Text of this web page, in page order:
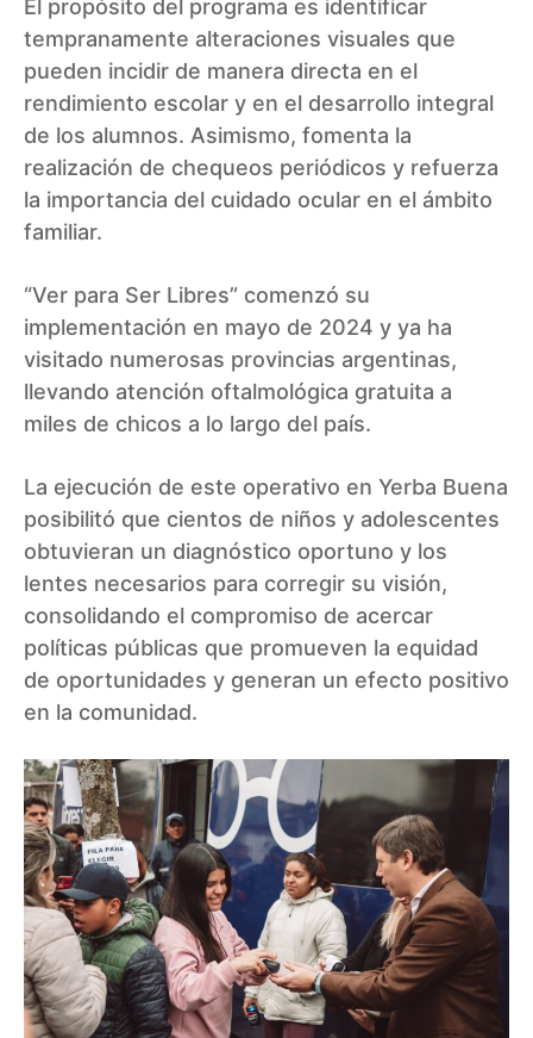
El propósito del programa es identificar
tempranamente alteraciones visuales que
pueden incidir de manera directa en el
rendimiento escolar y en el desarrollo integral
de los alumnos. Asimismo, fomenta la
realización de chequeos periódicos y refuerza
la importancia del cuidado ocular en el ámbito
familiar.
“Ver para Ser Libres” comenzó su
implementación en mayo de 2024 y ya ha
visitado numerosas provincias argentinas,
llevando atención oftalmológica gratuita a
miles de chicos a lo largo del país.
La ejecución de este operativo en Yerba Buena
posibilitó que cientos de niños y adolescentes
obtuvieran un diagnóstico oportuno y los
lentes necesarios para corregir su visión,
consolidando el compromiso de acercar
políticas públicas que promueven la equidad
de oportunidades y generan un efecto positivo
en la comunidad.